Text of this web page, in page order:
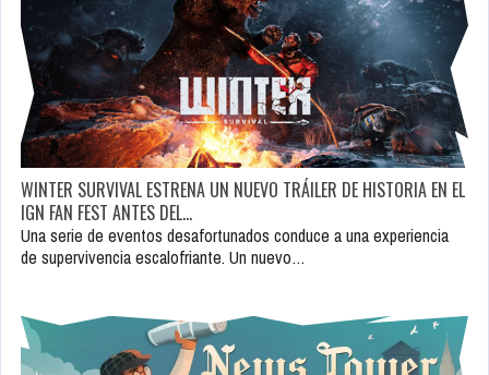
WINTER SURVIVAL ESTRENA UN NUEVO TRÁILER DE HISTORIA EN EL
IGN FAN FEST ANTES DEL…
Una serie de eventos desafortunados conduce a una experiencia
de supervivencia escalofriante. Un nuevo…